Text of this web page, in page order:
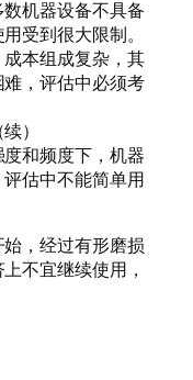
机器设备不具备
受到很大限制。
成本组成复杂，其
，评估中必须考
）
度和频度下，机器
估中不能简单用
，经过有形磨损
不宜继续使用，